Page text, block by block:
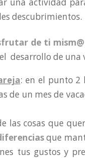
una actividad
descubrimientos.
de ti
desarrollo de una
: en el punto 2
de un mes de
las cosas que
que
tus gustos y